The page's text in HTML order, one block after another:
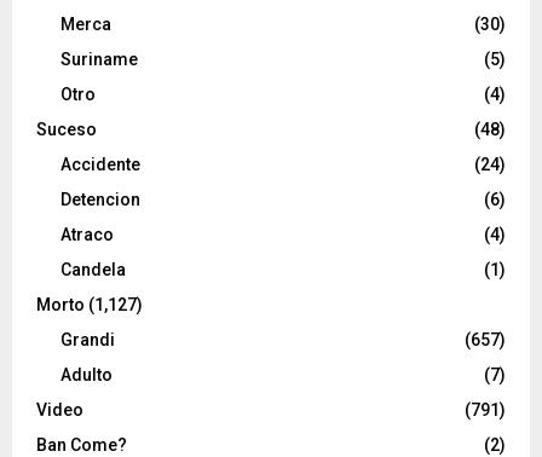
Merca
(30)
Suriname
(5)
Otro
(4)
Suceso
(48)
Accidente
(24)
Detencion
(6)
Atraco
(4)
Candela
(1)
Morto (1,127)
Grandi
(657)
Adulto
(7)
Video
(791)
Ban Come?
(2)